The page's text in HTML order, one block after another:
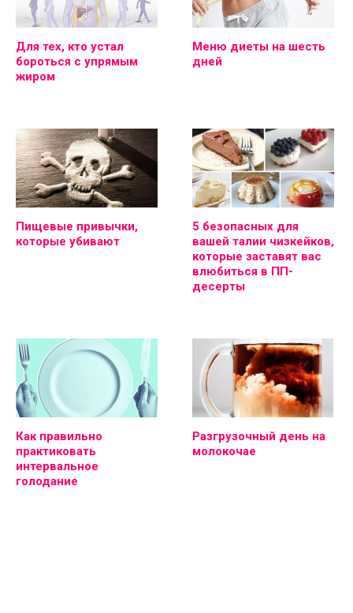
Для тех, кто устал
бороться с упрямым
жиром
Меню диеты на шесть
дней
Пищевые привычки,
которые убивают
5 безопасных для
вашей талии чизкейков,
которые заставят вас
влюбиться в ПП-
десерты
Как правильно
практиковать
интервальное
голодание
Разгрузочный день на
молокочае